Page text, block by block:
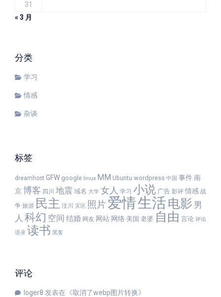
31
« 3 月
分类
学习
情感
杂谈
标签
dreamhost GFW google linux MM Ubuntu wordpress 中国 事件南
京博客 四川 地震 域名 大学 女人 学习 小说 广告 影评 情感 战
争 旅游 民主 汶川 灾区 照片 爱情生活 电影 男
人 科幻 空间 结婚 网友 网站 网络 美国 老婆 自由 言论 评论
语录 读书 黑客
评论
loger8 发表在《取消了webp图片转换》